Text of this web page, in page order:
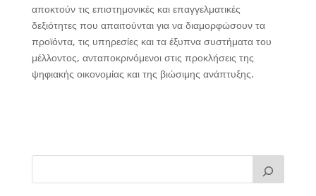
αποκτούν τις επιστημονικές και επαγγελματικές
δεξιότητες που απαιτούνται για να διαμορφώσουν τα
προϊόντα, τις υπηρεσίες και τα έξυπνα συστήματα του
μέλλοντος, ανταποκρινόμενοι στις προκλήσεις της
ψηφιακής οικονομίας και της βιώσιμης ανάπτυξης.